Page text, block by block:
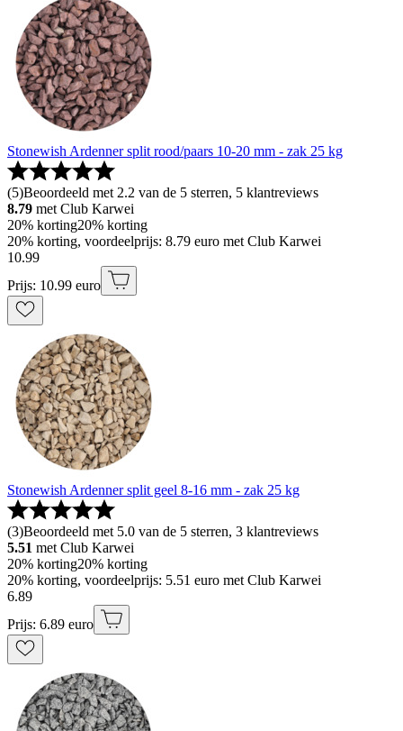
Stonewish Ardenner split rood/paars 10-20 mm - zak 25 kg
(5)Beoordeeld met 2.2 van de 5 sterren, 5 klantreviews
8.79 met Club Karwei
20% korting20% korting
20% korting, voordeelprijs: 8.79 euro met Club Karwei
10.99
Prijs: 10.99 euro
Stonewish Ardenner split geel 8-16 mm - zak 25 kg
(3)Beoordeeld met 5.0 van de 5 sterren, 3 klantreviews
5.51 met Club Karwei
20% korting20% korting
20% korting, voordeelprijs: 5.51 euro met Club Karwei
6.89
Prijs: 6.89 euro